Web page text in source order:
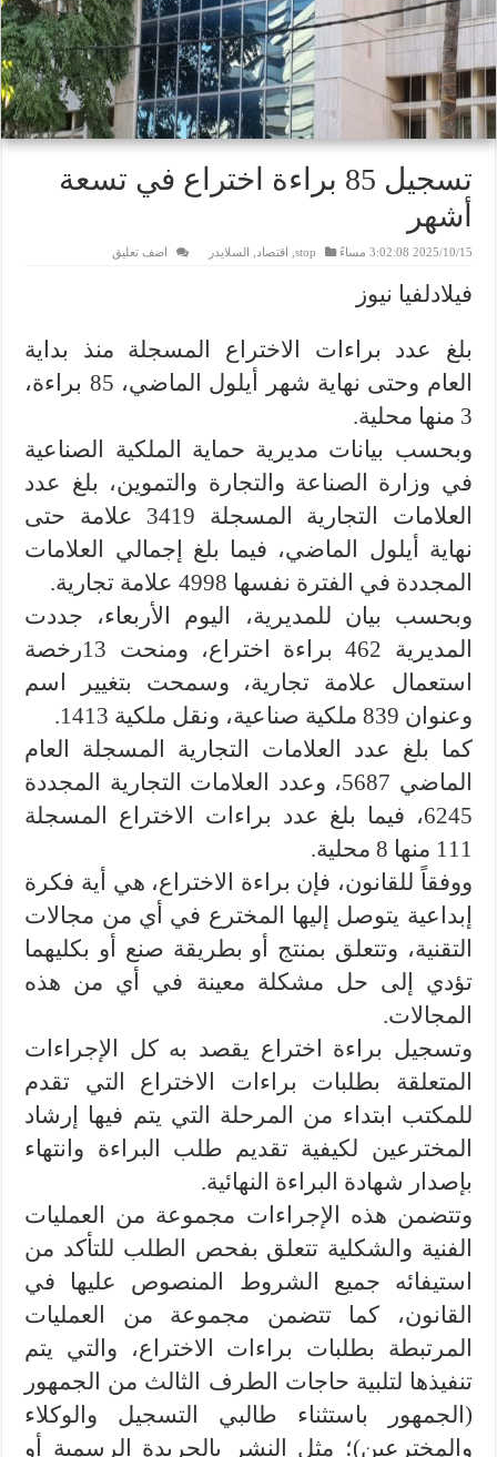
تسجيل 85 براءة اختراع في تسعة
أشهر
2025/10/15 3:02:08 مساءً stop اقتصاد السلايدر اضف تعليق
فيلادلفيا نيوز
بلغ عدد براءات الاختراع المسجلة منذ بداية
العام وحتى نهاية شهر أيلول الماضي، 85 براءة،
3 منها محلية.
وبحسب بيانات مديرية حماية الملكية الصناعية
في وزارة الصناعة والتجارة والتموين، بلغ عدد
العلامات التجارية المسجلة 3419 علامة حتى
نهاية أيلول الماضي، فيما بلغ إجمالي العلامات
المجددة في الفترة نفسها 4998 علامة تجارية.
وبحسب بيان للمديرية، اليوم الأربعاء، جددت
المديرية 462 براءة اختراع، ومنحت 13رخصة
استعمال علامة تجارية، وسمحت بتغيير اسم
وعنوان 839 ملكية صناعية، ونقل ملكية 1413.
كما بلغ عدد العلامات التجارية المسجلة العام
الماضي 5687، وعدد العلامات التجارية المجددة
6245، فيما بلغ عدد براءات الاختراع المسجلة
111 منها 8 محلية.
ووفقاً للقانون، فإن براءة الاختراع، هي أية فكرة
إبداعية يتوصل إليها المخترع في أي من مجالات
التقنية، وتتعلق بمنتج أو بطريقة صنع أو بكليهما
تؤدي إلى حل مشكلة معينة في أي من هذه
المجالات.
وتسجيل براءة اختراع يقصد به كل الإجراءات
المتعلقة بطلبات براءات الاختراع التي تقدم
للمكتب ابتداء من المرحلة التي يتم فيها إرشاد
المخترعين لكيفية تقديم طلب البراءة وانتهاء
بإصدار شهادة البراءة النهائية.
وتتضمن هذه الإجراءات مجموعة من العمليات
الفنية والشكلية تتعلق بفحص الطلب للتأكد من
استيفائه جميع الشروط المنصوص عليها في
القانون، كما تتضمن مجموعة من العمليات
المرتبطة بطلبات براءات الاختراع، والتي يتم
تنفيذها لتلبية حاجات الطرف الثالث من الجمهور
(الجمهور باستثناء طالبي التسجيل والوكلاء
والمخترعين)؛ مثل النشر بالجريدة الرسمية أو